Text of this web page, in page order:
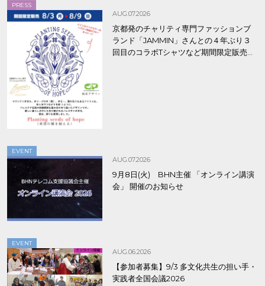
PRESS
AUG.07.2026
京都発のチャリティ専門ファッションブ
ランド「JAMMIN」さんとの４年ぶり３
回目のコラボTシャツなど期間限定販売、
EVENT
AUG.07.2026
9月8日(火) BHN主催 「オンライン講演
会」 開催のお知らせ
EVENT
AUG.06.2026
【参加者募集】9/3 多文化共生の担い手・
実践者全国会議2026